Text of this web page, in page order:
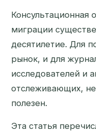
Консультационная
миграции
десятилетие. Для
рынок, и для
исследователей и
отслеживающих,
полезен.
Эта статья